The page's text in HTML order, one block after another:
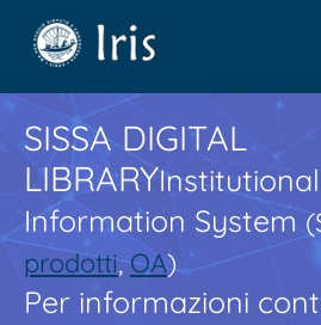
SISSA DIGITAL
LIBRARY
Information System
prodotti,OA)
Per informazioni